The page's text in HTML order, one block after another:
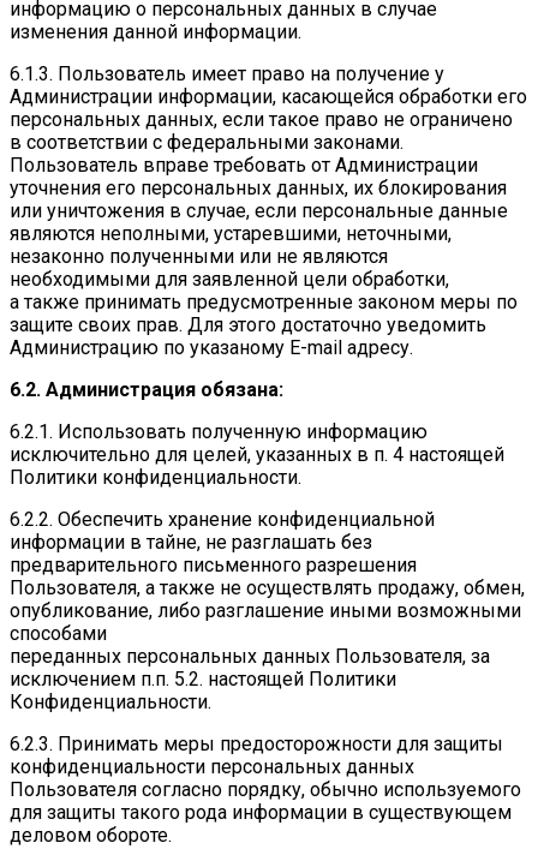
информацию о персональных данных в случае
изменения данной информации.
6.1.3. Пользователь имеет право на получение у
Администрации информации, касающейся обработки его
персональных данных, если такое право не ограничено
в соответствии с федеральными законами.
Пользователь вправе требовать от Администрации
уточнения его персональных данных, их блокирования
или уничтожения в случае, если персональные данные
являются неполными, устаревшими, неточными,
незаконно полученными или не являются
необходимыми для заявленной цели обработки,
а также принимать предусмотренные законом меры по
защите своих прав. Для этого достаточно уведомить
Администрацию по указаному E-mail адресу.
6.2. Администрация обязана:
6.2.1. Использовать полученную информацию
исключительно для целей, указанных в п. 4 настоящей
Политики конфиденциальности.
6.2.2. Обеспечить хранение конфиденциальной
информации в тайне, не разглашать без
предварительного письменного разрешения
Пользователя, а также не осуществлять продажу, обмен,
опубликование, либо разглашение иными возможными
способами
переданных персональных данных Пользователя, за
исключением п.п. 5.2. настоящей Политики
Конфиденциальности.
6.2.3. Принимать меры предосторожности для защиты
конфиденциальности персональных данных
Пользователя согласно порядку, обычно используемого
для защиты такого рода информации в существующем
деловом обороте.